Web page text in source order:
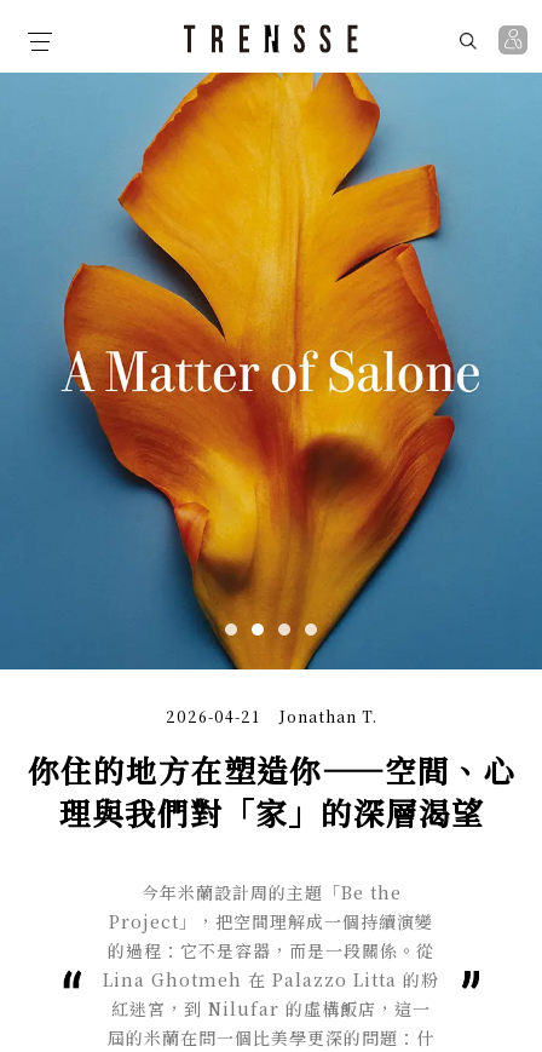
你住的地方在塑造你——空間、心
理與我們對「家」的深層渴望
Jonathan T.
2026-04-21
今年米蘭設計周的主題「Be the
Project」，把空間理解成一個持續演變
的過程：它不是容器，而是一段關係。從
Lina Ghotmeh 在 Palazzo Litta 的粉
紅迷宮，到 Nilufar 的虛構飯店，這一
屆的米蘭在問一個比美學更深的問題：什